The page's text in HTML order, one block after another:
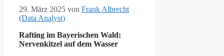
29. März 2025 von Frank Albrecht
(Data Analyst)
Rafting im Bayerischen Wald:
Nervenkitzel auf dem Wasser